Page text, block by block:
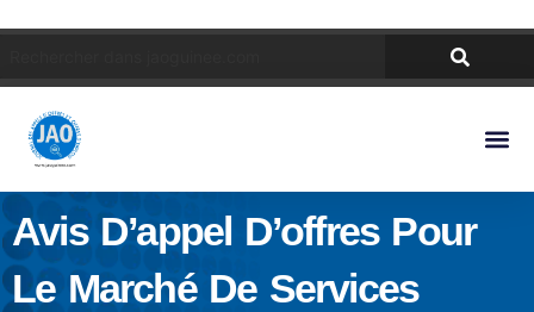
Avis D’appel D’offres Pour
Le Marché De Services